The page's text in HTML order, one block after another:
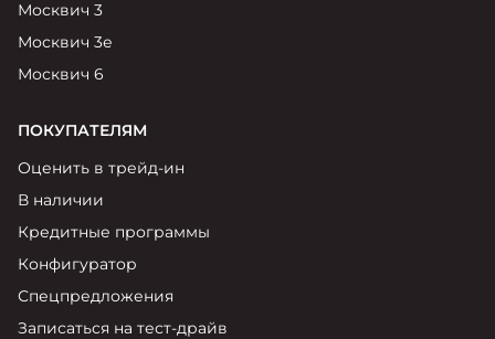
Москвич 3
Москвич 3е
Москвич 6
ПОКУПАТЕЛЯМ
Оценить в трейд-ин
В наличии
Кредитные программы
Конфигуратор
Спецпредложения
Записаться на тест-драйв